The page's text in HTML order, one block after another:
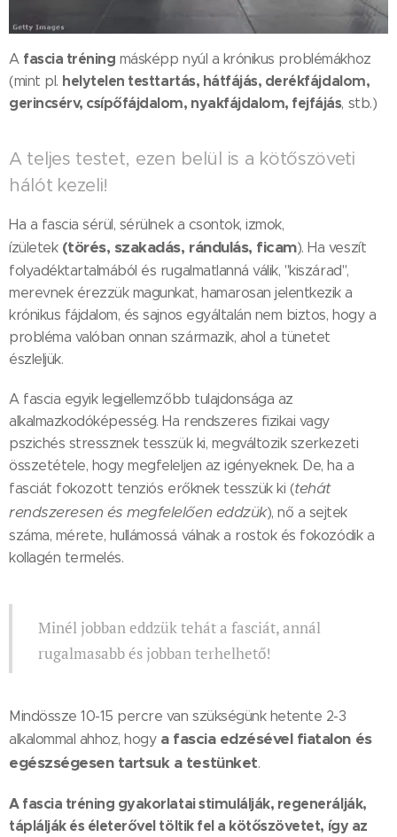
A fascia tréning másképp nyúl a krónikus problémákhoz
(mint pl. helytelen testtartás, hátfájás, derékfájdalom,
gerincsérv, csípőfájdalom, nyakfájdalom, fejfájás, stb.)
A teljes testet, ezen belül is a kötőszöveti
hálót kezeli!
Ha a fascia sérül, sérülnek a csontok, izmok,
ízületek (törés, szakadás, rándulás, ficam). Ha veszít
folyadéktartalmából és rugalmatlanná válik, "kiszárad",
merevnek érezzük magunkat, hamarosan jelentkezik a
krónikus fájdalom, és sajnos egyáltalán nem biztos, hogy a
probléma valóban onnan származik, ahol a tünetet
észleljük.
A fascia egyik legjellemzőbb tulajdonsága az
alkalmazkodóképesség. Ha rendszeres fizikai vagy
pszichés stressznek tesszük ki, megváltozik szerkezeti
összetétele, hogy megfeleljen az igényeknek. De, ha a
fasciát fokozott tenziós erőknek tesszük ki (tehát
rendszeresen ésmegfelelően eddzük), nő a sejtek
száma, mérete, hullámossá válnak a rostok és fokozódik a
kollagén termelés.
Minél jobban eddzük tehát a fasciát, annál
rugalmasabb és jobban terhelhető!
Mindössze 10-15 percre van szükségünk hetente 2-3
alkalommal ahhoz, hogy a fascia edzésével fiatalon és
egészségesen tartsuk a testünket.
A fascia tréning gyakorlatai stimulálják, regenerálják,
táplálják és életerővel töltik fel a kötőszövetet, így az